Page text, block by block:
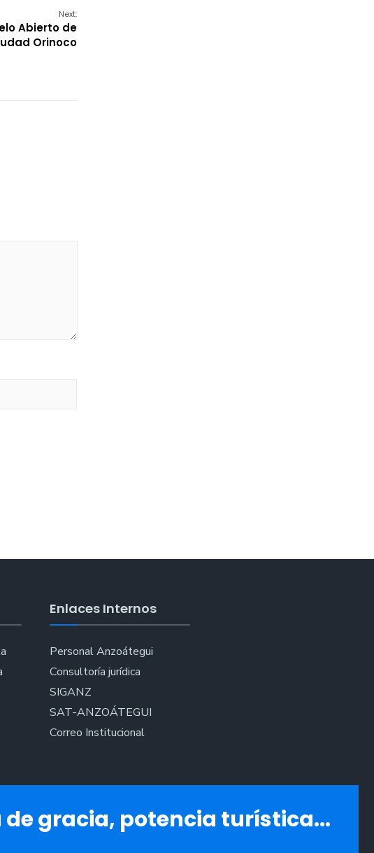
Next:
Abierto de
Orinoco
Enlaces Internos
Personal Anzoátegui
Consultoría jurídica
SIGANZ
SAT-ANZOÁTEGUI
Correo Institucional
gracia, potencia turística...